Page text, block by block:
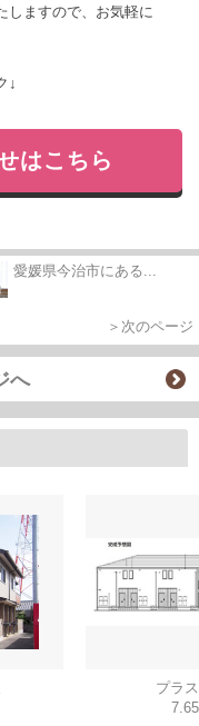
しますので、お気軽に
↓
はこちら
愛媛県今治市にある...
＞次のページ
へ
プラ